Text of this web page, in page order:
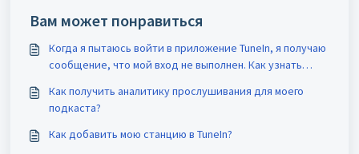
Вам может понравиться
Когда я пытаюсь войти в приложение TuneIn, я получаю
сообщение, что мой вход не выполнен. Как узнать
Как получить аналитику прослушивания для моего
подкаста?
Как добавить мою станцию в TuneIn?